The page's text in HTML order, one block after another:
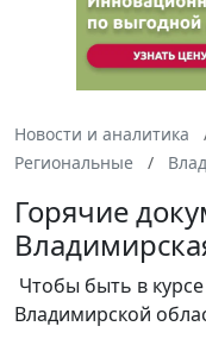
Новости и аналитика
Региональные
Горячие
Чтобы быть в
Владимирской